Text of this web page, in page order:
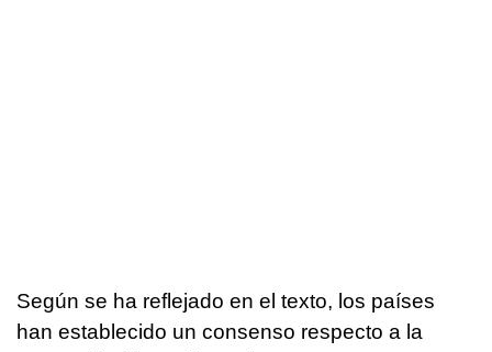
Según se ha reflejado en el texto, los países
han establecido un consenso respecto a la